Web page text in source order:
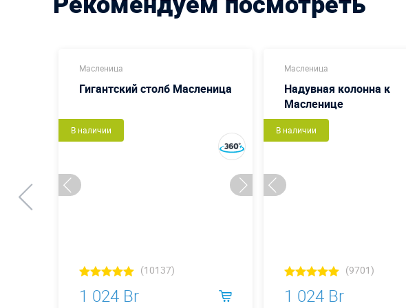
Масленица
Гигантский столб Масленица
В наличии
(10137)
1 024 Br
Масленица
Надувная колонна к
Масленице
В наличии
(9701)
1 024 Br